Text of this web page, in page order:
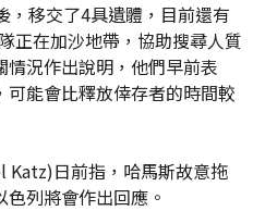
，移交了4具遺體，目前還有
正在加沙地帶，協助搜尋人質
況作出說明，他們早前表
能會比釋放倖存者的時間較
Katz)日前指，哈馬斯故意拖
列將會作出回應。